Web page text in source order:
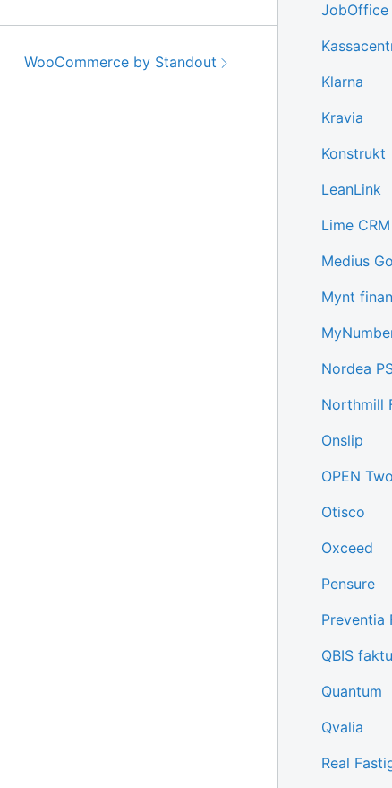
Nästa:
WooCommerce by Standout
JobOffice
Klarna
Kravia
Konstrukt
LeanLink
Lime CRM
Medius Go
Mynt
Nordea
Northmill
Onslip
OPEN Two
Otisco
Oxceed
Pensure
Preventia
QBIS
Quantum
Qvalia
Real